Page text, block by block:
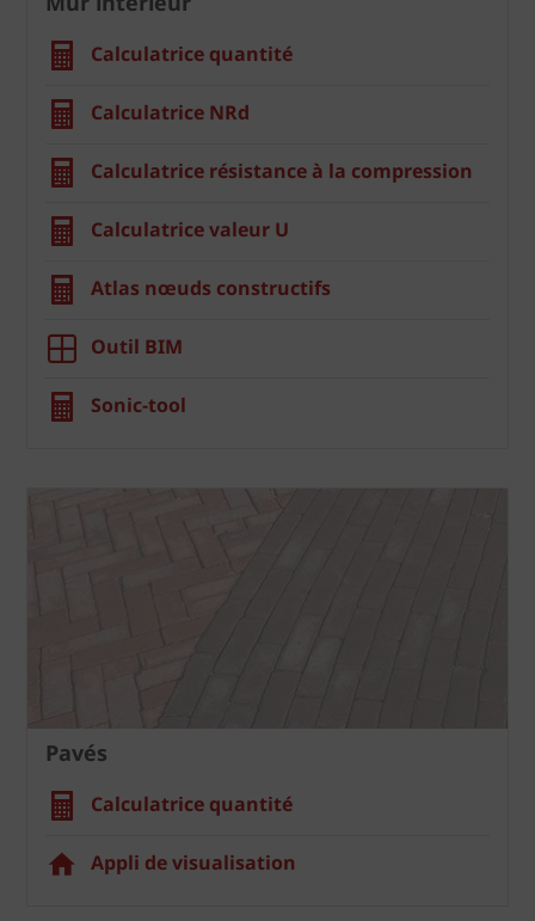
Calculatrice quantité
Calculatrice NRd
Calculatrice résistance à la compression
Calculatrice valeur U
Atlas nœuds constructifs
Outil BIM
Sonic-tool
Pavés
Calculatrice quantité
Appli de visualisation